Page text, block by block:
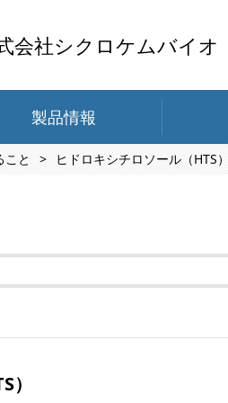
会社シクロケムバイオ
製品情報
こと ヒドロキシチロソール（HTS）
）